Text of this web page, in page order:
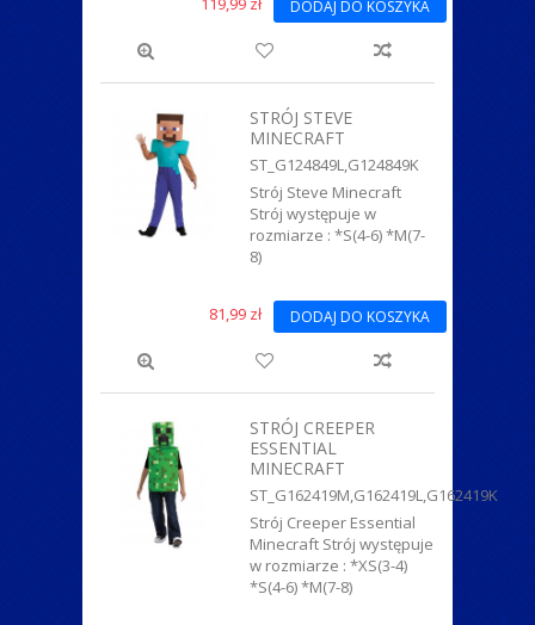
DODAJ DO KOSZYKA
STRÓJ STEVE
MINECRAFT
ST_G124849L,G124849K
Strój Steve Minecraft
Strój występuje w
rozmiarze : *S(4-6) *M(7-
8)
81,99 zł DODAJ DO KOSZYKA
STRÓJ CREEPER
ESSENTIAL
MINECRAFT
ST_G162419M,G162419L,G162419K
Strój Creeper Essential
Minecraft Strój występuje
w rozmiarze : *XS(3-4)
*S(4-6) *M(7-8)